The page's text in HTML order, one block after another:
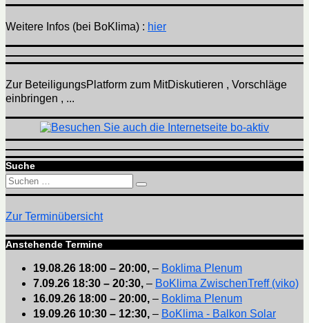
Weitere Infos (bei BoKlima) : hier
Zur BeteiligungsPlatform zum MitDiskutieren , Vorschläge
einbringen , ...
Suche
Suchen
nach:
Suchen
Zur Terminübersicht
Anstehende Termine
19.08.26 18:00 – 20:00, – Boklima Plenum
7.09.26 18:30 – 20:30, – BoKlima ZwischenTreff (viko)
16.09.26 18:00 – 20:00, – Boklima Plenum
19.09.26 10:30 – 12:30, – BoKlima - Balkon Solar